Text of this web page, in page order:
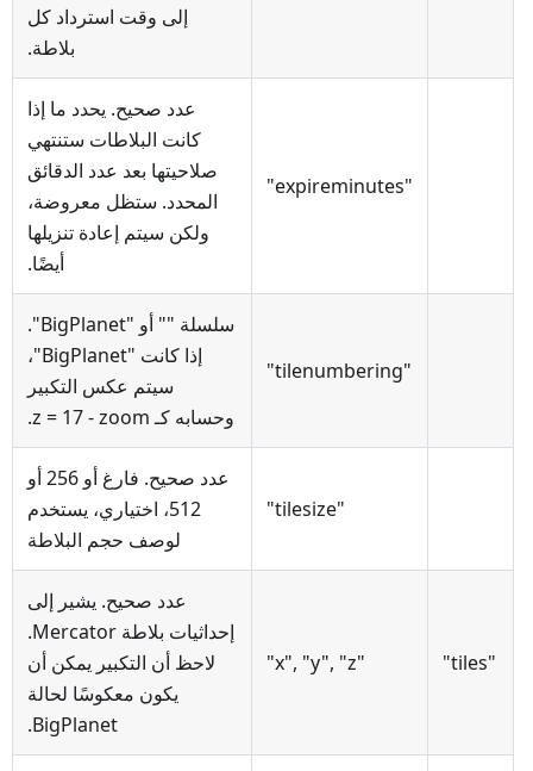
إلى وقت استرداد كل
بلاطة.
"expireminutes"
عدد صحيح. يحدد ما إذا
كانت البلاطات ستنتهي
صلاحيتها بعد عدد الدقائق
المحدد. ستظل معروضة،
ولكن سيتم إعادة تنزيلها
أيضًا.
"tilenumbering"
سلسلة "" أو "BigPlanet".
إذا كانت "BigPlanet"،
سيتم عكس التكبير
وحسابه كـ z = 17 - zoom.
"tilesize"
عدد صحيح. فارغ أو 256 أو
512، اختياري، يستخدم
لوصف حجم البلاطة
"tiles"
"x", "y", "z"
عدد صحيح. يشير إلى
إحداثيات بلاطة Mercator.
لاحظ أن التكبير يمكن أن
يكون معكوسًا لحالة
BigPlanet.